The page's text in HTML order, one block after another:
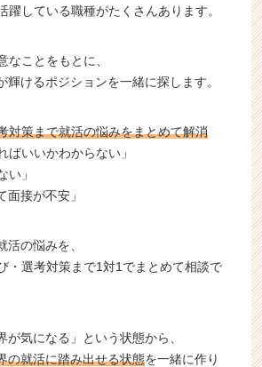
躍している職種がたくさんあります。
なことをもとに、
輝けるポジションを一緒に探します。
対策まで就活の悩みをまとめて解消
ばいいかわからない」
い」
面接が不安」
活の悩みを、
・選考対策まで1対1でまとめて相談で
が気になる」という状態から、
の就活に踏み出せる状態を一緒に作り